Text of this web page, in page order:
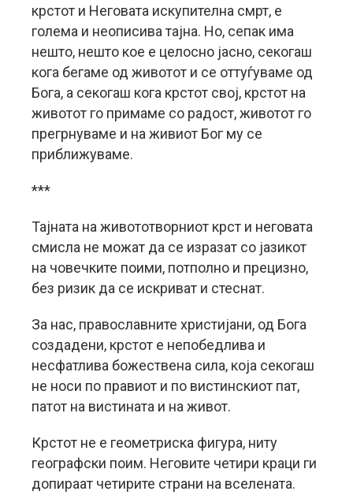
крстот и Неговата искупителна смрт, е
голема и неописива тајна. Но, сепак има
нешто, нешто кое е целосно јасно, секогаш
кога бегаме од животот и се оттуѓуваме од
Бога, а секогаш кога крстот свој, крстот на
животот го примаме со радост, животот го
прегрнуваме и на живиот Бог му се
приближуваме.
***
Тајната на живототворниот крст и неговата
смисла не можат да се изразат со јазикот
на човечките поими, потполно и прецизно,
без ризик да се искриват и стеснат.
За нас, православните христијани, од Бога
создадени, крстот е непобедлива и
несфатлива божествена сила, која секогаш
не носи по правиот и по вистинскиот пат,
патот на вистината и на живот.
Крстот не е геометриска фигура, ниту
географски поим. Неговите четири краци ги
допираат четирите страни на вселената.